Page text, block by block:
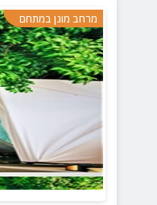
מרחב מוגן במתחם